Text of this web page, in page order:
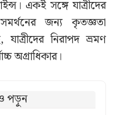
একই সঙ্গে যাত্রীদের
জন্য কৃতজ্ঞতা
যাত্রীদের নিরাপদ ভ্রমণ
অগ্রাধিকার।
পড়ুন